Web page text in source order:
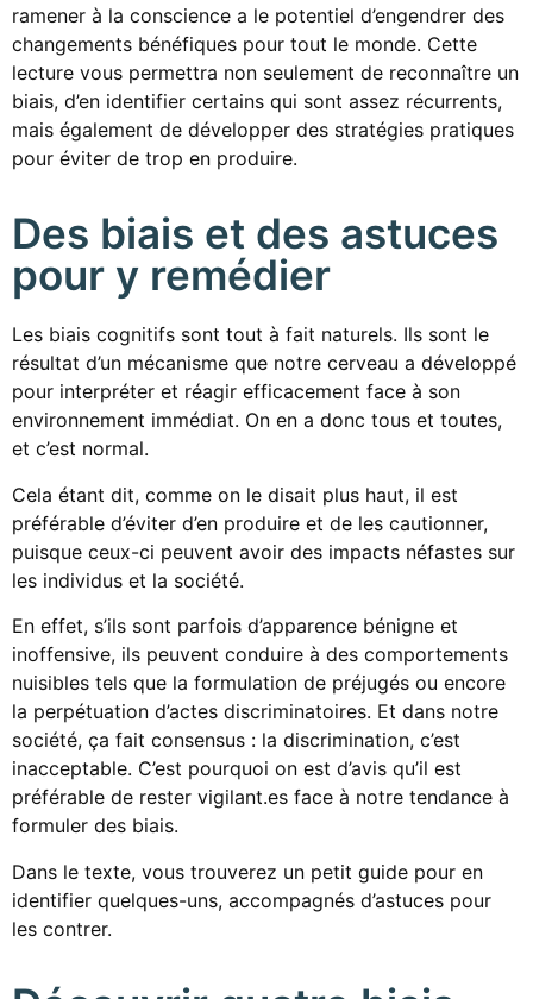
ramener à la conscience a le potentiel d’engendrer des
changements bénéfiques pour tout le monde. Cette
lecture vous permettra non seulement de reconnaître un
biais, d’en identifier certains qui sont assez récurrents,
mais également de développer des stratégies pratiques
pour éviter de trop en produire.
Des biais et des astuces
pour y remédier
Les biais cognitifs sont tout à fait naturels. Ils sont le
résultat d’un mécanisme que notre cerveau a développé
pour interpréter et réagir efficacement face à son
environnement immédiat. On en a donc tous et toutes,
et c’est normal.
Cela étant dit, comme on le disait plus haut, il est
préférable d’éviter d’en produire et de les cautionner,
puisque ceux-ci peuvent avoir des impacts néfastes sur
les individus et la société.
En effet, s’ils sont parfois d’apparence bénigne et
inoffensive, ils peuvent conduire à des comportements
nuisibles tels que la formulation de préjugés ou encore
la perpétuation d’actes discriminatoires. Et dans notre
société, ça fait consensus : la discrimination, c’est
inacceptable. C’est pourquoi on est d’avis qu’il est
préférable de rester vigilant.es face à notre tendance à
formuler des biais.
Dans le texte, vous trouverez un petit guide pour en
identifier quelques-uns, accompagnés d’astuces pour
les contrer.